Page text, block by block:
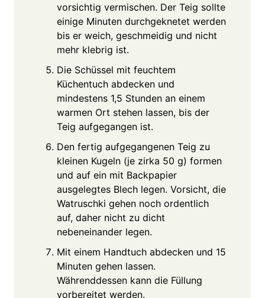
vorsichtig vermischen. Der Teig sollte
einige Minuten durchgeknetet werden
bis er weich, geschmeidig und nicht
mehr klebrig ist.
Die Schüssel mit feuchtem
Küchentuch abdecken und
mindestens 1,5 Stunden an einem
warmen Ort stehen lassen, bis der
Teig aufgegangen ist.
Den fertig aufgegangenen Teig zu
kleinen Kugeln (je zirka 50 g) formen
und auf ein mit Backpapier
ausgelegtes Blech legen. Vorsicht, die
Watruschki gehen noch ordentlich
auf, daher nicht zu dicht
nebeneinander legen.
Mit einem Handtuch abdecken und 15
Minuten gehen lassen.
Währenddessen kann die Füllung
vorbereitet werden.